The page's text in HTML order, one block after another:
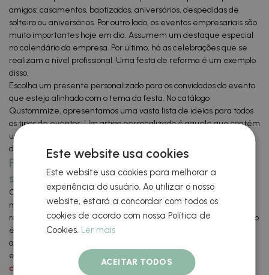
amigos: casamentos, baptizados, aniversários, despedidas de
solteiro ou aniversários. Por outro lado, os eventos empresariais são
muito importantes hoje em dia. Assumem um destaque especial
no calendário da empresa. Por último, há as celebrações que se
realizam a nível profissional. Uma festa de reforma é um exemplo
disso.
Escolha um presente personalizado para os convidados do evento
que esteja alinhado com o tema da festa. No catálogo
Qustommize, apresentamos uma vasta lista de ideias para todos
os tipos de eventos. Um artigo personalizado é aquele que contém
um logótipo da empresa, uma mensagem emocionante, o nome
de uma pessoa ou uma imagem.
Presentes personalizados para eventos que
são funcionais e de alta qualidade
Os melhores presentes personalizados para eventos são práticos,
mas também se destacam pela sua simplicidade. O que é
realmente importante no presente escolhido para cada convidado
é a intenção de o surpreender. O pormenor alimenta a memória
agradável da celebração. Entre os artigos práticos que pode
encontrar no nosso catálogo Qustommize estão os seguintes:
chaves personalizadas com desenhos divertidos, canecas
Este website usa cookies
Este website usa cookies para melhorar a
experiência do usuário. Ao utilizar o nosso
website, estará a concordar com todos os
cookies de acordo com nossa Política de
Cookies. Ler mais
ACEITAR TODOS